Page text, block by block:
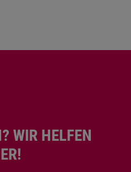
WIR HELFEN